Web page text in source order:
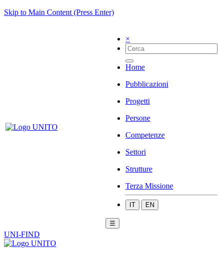
Skip to Main Content (Press Enter)
×
Home
Pubblicazioni
Progetti
Persone
Competenze
Settori
Strutture
Terza Missione
IT EN
☰
UNI-FIND